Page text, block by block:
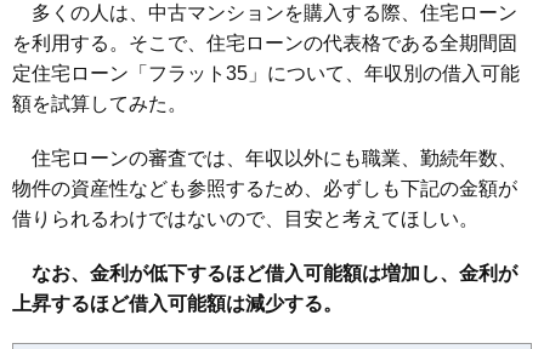
多くの人は、中古マンションを購入する際、住宅ローン
を利用する。そこで、住宅ローンの代表格である全期間固
定住宅ローン「フラット35」について、年収別の借入可能
額を試算してみた。
住宅ローンの審査では、年収以外にも職業、勤続年数、
物件の資産性なども参照するため、必ずしも下記の金額が
借りられるわけではないので、目安と考えてほしい。
なお、金利が低下するほど借入可能額は増加し、金利が
上昇するほど借入可能額は減少する。